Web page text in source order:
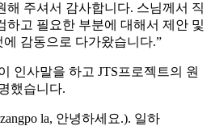
해 주셔서 감사합니다. 스님께서 직
하고 필요한 부분에 대해서 제안 및
감동으로 다가왔습니다.”
인사말을 하고 JTS프로젝트의 원
했습니다.
la, 안녕하세요.). 일하